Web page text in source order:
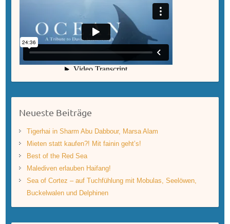
Neueste Beiträge
Tigerhai in Sharm Abu Dabbour, Marsa Alam
Mieten statt kaufen?! Mit fainin geht’s!
Best of the Red Sea
Malediven erlauben Haifang!
Sea of Cortez – auf Tuchfühlung mit Mobulas, Seelöwen,
Buckelwalen und Delphinen